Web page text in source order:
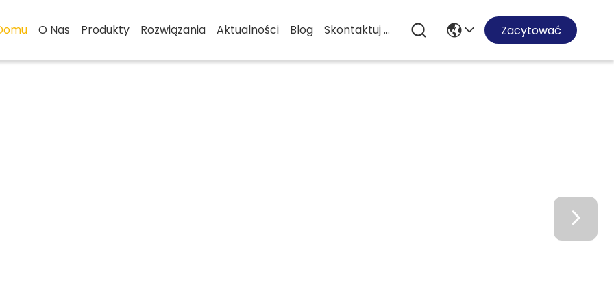
O Nas Produkty Rozwiązania Aktualności Blog Skontaktuj Się Z Nami Zacytować